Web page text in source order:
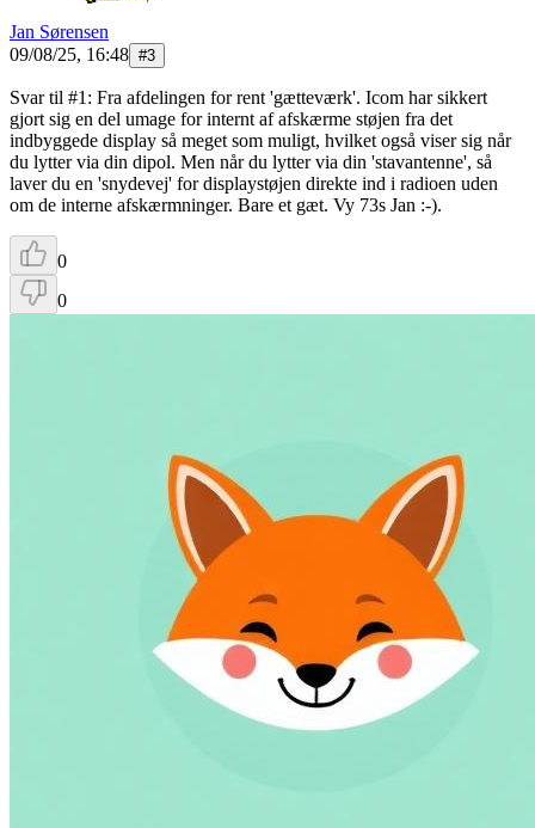
Jan Sørensen
09/08/25, 16:48 #3
Svar til #1: Fra afdelingen for rent 'gætteværk'. Icom har sikkert
gjort sig en del umage for internt af afskærme støjen fra det
indbyggede display så meget som muligt, hvilket også viser sig når
du lytter via din dipol. Men når du lytter via din 'stavantenne', så
laver du en 'snydevej' for displaystøjen direkte ind i radioen uden
om de interne afskærmninger. Bare et gæt. Vy 73s Jan :-).
0
0